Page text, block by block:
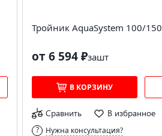
Тройник AquaSystem 100/150
от 6 594 ₽зашт
В КОРЗИНУ
Сравнить В избранное
Нужна консультация?